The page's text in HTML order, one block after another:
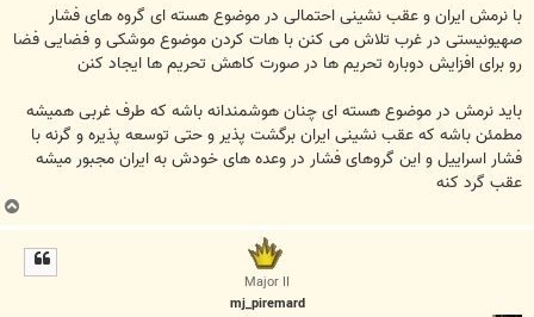
ت
با نرمش ایران و عقب نشینی احتمالی در موضوع هسته ای گروه های فشار
صهیونیستی در غرب تلاش می کنن با هات کردن موضوع موشکی و فضایی فضا
رو برای افزایش دوباره تحریم ها در صورت کاهش تحریم ها ایجاد کنن
باید نرمش در موضوع هسته ای چنان هوشمندانه باشه که طرف غربی همیشه
مطمئن باشه که عقب نشینی ایران برگشت پذیر و حتی توسعه پذیره و گرنه با
فشار اسراییل و این گروهای فشار در وعده های خودش به ایران مجبور میشه
عقب گرد کنه
Major II
mj_piremard